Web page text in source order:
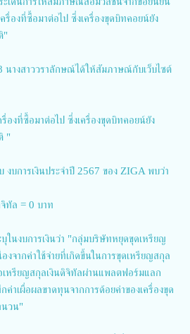
องที่ซื้อมาต่อไป ซึ่งเครื่องขุดบิทคอยน์ยัง
"
นางสาววราลักษณ์ได้ให้สัมภาษณ์กับเว็บไซต์
องที่ซื้อมาต่อไป ซึ่งเครื่องขุดบิทคอยน์ยัง
"
งบการเงินประจำปี 2567 ของ ZIGA พบว่า
ทัล = 0 บาท
นงบการเงินว่า "กลุ่มบริษัทหยุดขุดเหรียญ
งจากค่าใช้จ่ายที่เกิดขึ้นในการขุดเหรียญสกุล
เหรียญสกุลเงินดิจิทัลผ่านแพลตฟอร์มแลก
าเผื่อผลขาดทุนจากการด้อยค่าของเครื่องขุด
นวน"